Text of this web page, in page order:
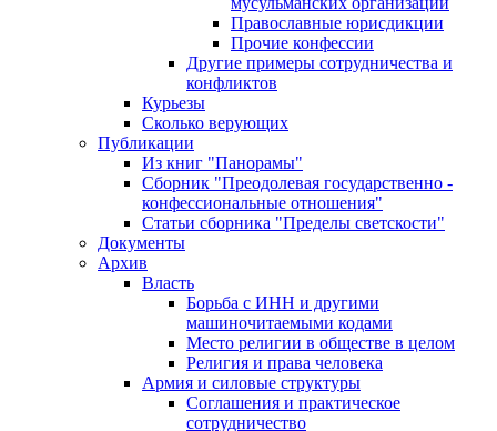
Православные юрисдикции
Прочие конфессии
Другие примеры сотрудничества и
конфликтов
Курьезы
Сколько верующих
Публикации
Из книг "Панорамы"
Сборник "Преодолевая государственно -
конфессиональные отношения"
Статьи сборника "Пределы светскости"
Документы
Архив
Власть
Борьба с ИНН и другими
машиночитаемыми кодами
Место религии в обществе в целом
Религия и права человека
Армия и силовые структуры
Соглашения и практическое
сотрудничество